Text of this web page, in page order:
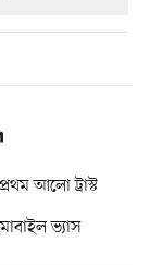
প্রথম আলো ট্রাস্ট
ভ্যাস